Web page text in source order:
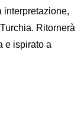
interpretazione,
Ritornerà
e ispirato a